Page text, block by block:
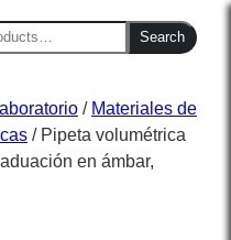
Search
/ Materiales de
/ Pipeta volumétrica
en ámbar,